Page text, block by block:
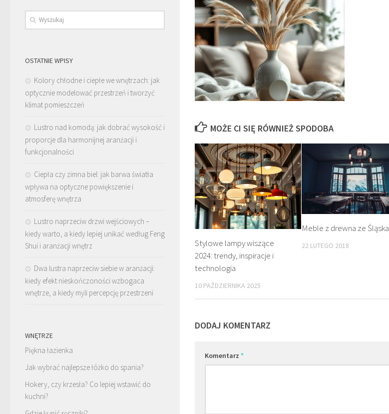
MOŻE CI SIĘ RÓWNIEŻ SPODOBA
Stylowe lampy wiszące
2024: trendy, inspiracje i
technologia
10 PAŹDZIERNIKA 2025
Meble z drewna ze Śląska
22 LUTEGO 2018
DODAJ KOMENTARZ
Komentarz *
OSTATNIE WPISY
Kolory chłodne i ciepłe we wnętrzach: jak
optycznie modelować przestrzeń i tworzyć
klimat pomieszczeń
Lustro nad komodą: jak dobrać wysokość i
proporcje dla harmonijnej aranżacji i
funkcjonalności
Ciepła czy zimna biel: jak barwa światła
wpływa na optyczne powiększenie i
atmosferę wnętrza
Lustro naprzeciw drzwi wejściowych –
kiedy warto, a kiedy lepiej unikać według Feng
Shui i aranżacji wnętrz
Dwa lustra naprzeciw siebie w aranżacji:
kiedy efekt nieskończoności wzbogaca
wnętrze, a kiedy myli percepcję przestrzeni
WNĘTRZE
Piękna łazienka
Jak wybrać najlepsze łóżko do spania?
Hokery, czy krzesła? Co lepiej wstawić do
kuchni?